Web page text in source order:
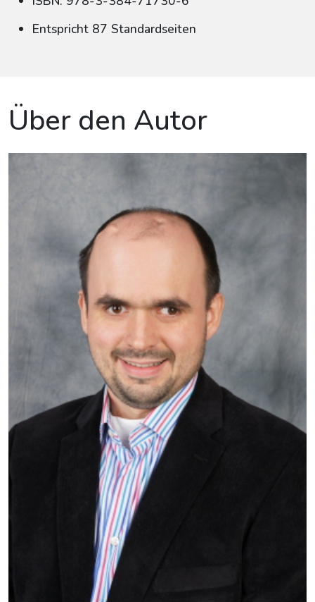
Entspricht 87 Standardseiten
Über den Autor